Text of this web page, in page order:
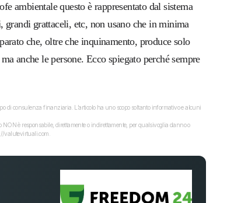
ambientale questo è rappresentato dal sistema
grattaceli, etc, non usano che in minima
che, oltre che inquinamento, produce solo
anche le persone. Ecco spiegato perché sempre
di consulenza finanziaria. L’articolo ha uno scopo soltanto informativo e alcuni
NON è responsabile, direttamente o indirettamente, per qualsivoglia danno o
valutevirtuali.com.